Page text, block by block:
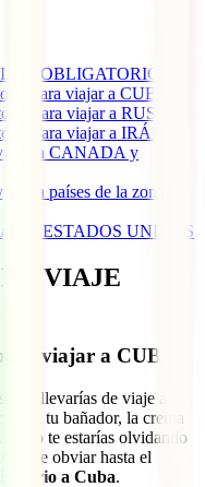
OBLIGATORIO
para viajar a CUBA
para viajar a RUSIA
para viajar a IRÁN
a CANADA y
a países de la zona
a ESTADOS UNIDOS
VIAJE
viajar a CUBA
te llevarías de viaje a
en tu bañador, la crema
pero te estarías olvidando
suele obviar hasta el
a Cuba.